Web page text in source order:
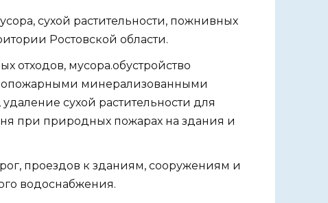
сухой растительности, пожнивных
Ростовской области.
отходов, мусора.обустройство
минерализованными
сухой растительности для
при природных пожарах на здания и
проездов к зданиям, сооружениям и
водоснабжения.